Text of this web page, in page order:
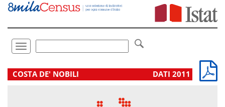
Vai
direttamente
Toggle
navigation
.
COSTA DE' NOBILI DATI 2011